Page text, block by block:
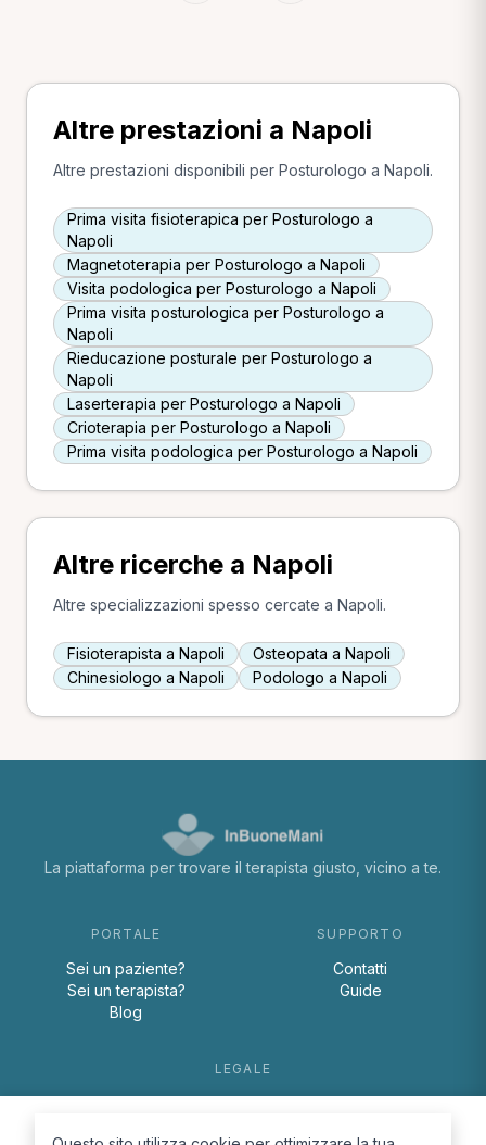
Altre prestazioni a Napoli
Altre prestazioni disponibili per Posturologo a Napoli.
Prima visita fisioterapica per Posturologo a
Napoli
Magnetoterapia per Posturologo a Napoli
Visita podologica per Posturologo a Napoli
Prima visita posturologica per Posturologo a
Napoli
Rieducazione posturale per Posturologo a
Napoli
Laserterapia per Posturologo a Napoli
Crioterapia per Posturologo a Napoli
Prima visita podologica per Posturologo a Napoli
Altre ricerche a Napoli
Altre specializzazioni spesso cercate a Napoli.
Fisioterapista a Napoli
Osteopata a Napoli
Chinesiologo a Napoli
Podologo a Napoli
La piattaforma per trovare il terapista giusto, vicino a te.
PORTALE
Sei un paziente?
Sei un terapista?
Blog
SUPPORTO
Contatti
Guide
LEGALE